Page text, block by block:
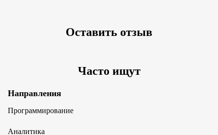
Оставить отзыв
Часто ищут
Направления
Программирование
Аналитика